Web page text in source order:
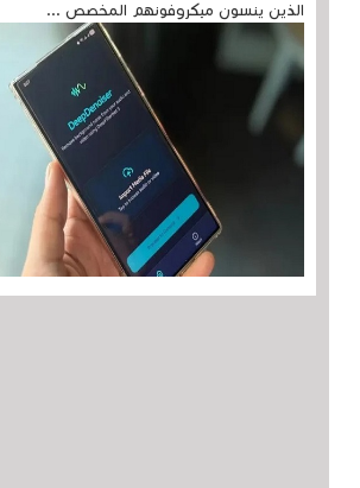
الذين ينسون ميكروفونهم المخصص ...